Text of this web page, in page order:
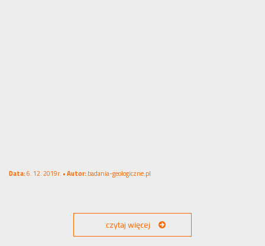
Data:6. 12. 2019r. •Autor:badania-geologiczne.pl
czytaj więcej